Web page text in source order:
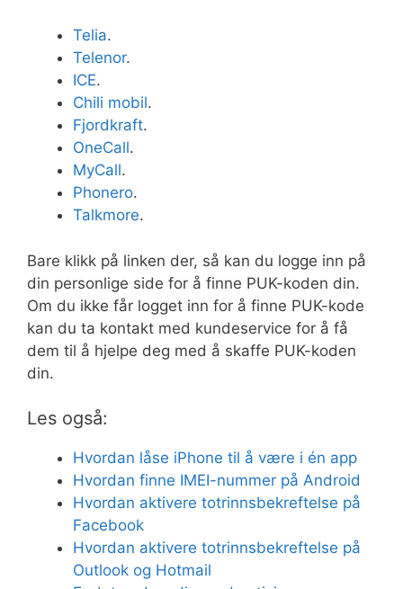
Telia.
Telenor.
ICE.
Chili mobil.
Fjordkraft.
OneCall.
MyCall.
Phonero.
Talkmore.
Bare klikk på linken der, så kan du logge inn på
din personlige side for å finne PUK-koden din.
Om du ikke får logget inn for å finne PUK-kode
kan du ta kontakt med kundeservice for å få
dem til å hjelpe deg med å skaffe PUK-koden
din.
Les også:
Hvordan låse iPhone til å være i én app
Hvordan finne IMEI-nummer på Android
Hvordan aktivere totrinnsbekreftelse på
Facebook
Hvordan aktivere totrinnsbekreftelse på
Outlook og Hotmail